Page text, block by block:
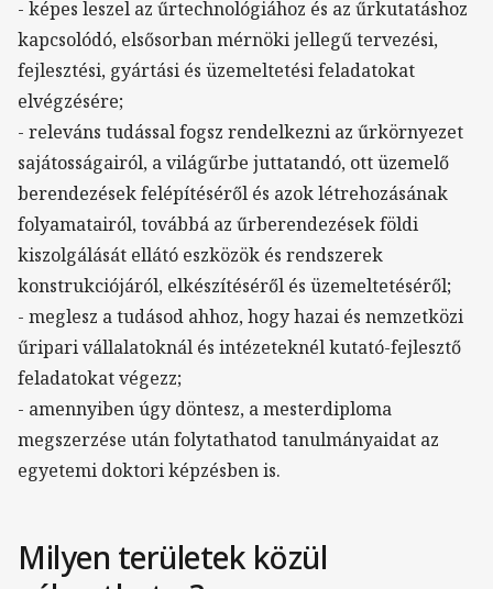
- képes leszel az űrtechnológiához és az űrkutatáshoz
kapcsolódó, elsősorban mérnöki jellegű tervezési,
fejlesztési, gyártási és üzemeltetési feladatokat
elvégzésére;
- releváns tudással fogsz rendelkezni az űrkörnyezet
sajátosságairól, a világűrbe juttatandó, ott üzemelő
berendezések felépítéséről és azok létrehozásának
folyamatairól, továbbá az űrberendezések földi
kiszolgálását ellátó eszközök és rendszerek
konstrukciójáról, elkészítéséről és üzemeltetéséről;
- meglesz a tudásod ahhoz, hogy hazai és nemzetközi
űripari vállalatoknál és intézeteknél kutató-fejlesztő
feladatokat végezz;
- amennyiben úgy döntesz, a mesterdiploma
megszerzése után folytathatod tanulmányaidat az
egyetemi doktori képzésben is.
Milyen területek közül